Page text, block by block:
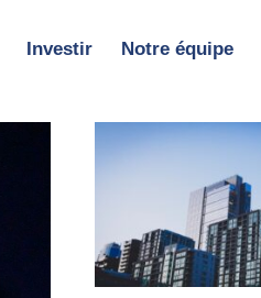
Investir Notre équipe